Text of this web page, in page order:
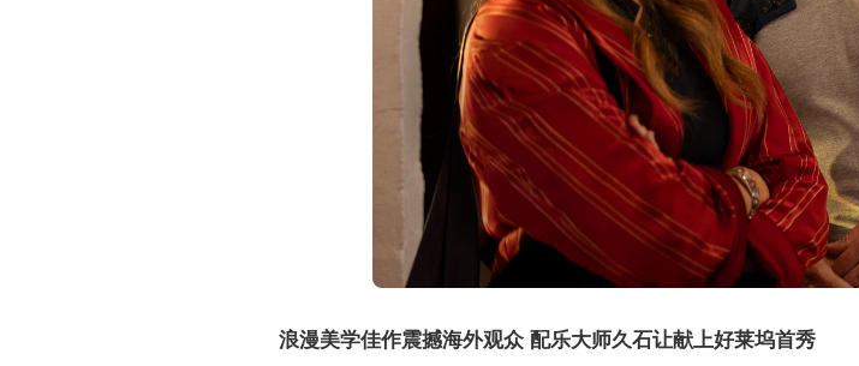
浪漫美学佳作震撼海外观众 配乐大师久石让献上好莱坞首秀